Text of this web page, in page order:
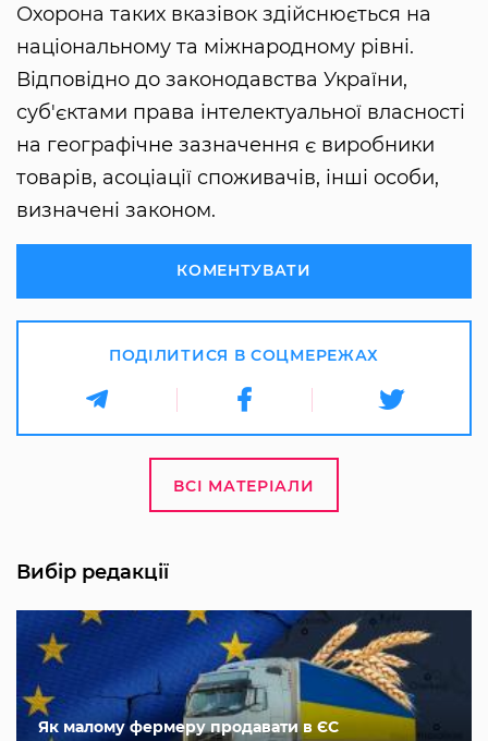
Охорона таких вказівок здійснюється на
національному та міжнародному рівні.
Відповідно до законодавства України,
суб'єктами права інтелектуальної власності
на географічне зазначення є виробники
товарів, асоціації споживачів, інші особи,
визначені законом.
КОМЕНТУВАТИ
ПОДІЛИТИСЯ В СОЦМЕРЕЖАХ
ВСІ МАТЕРІАЛИ
Вибір редакції
Як малому фермеру продавати в ЄС